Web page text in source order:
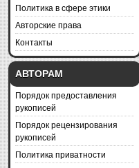
Политика в сфере этики
Авторские права
Контакты
АВТОРАМ
Порядок предоставления
рукописей
Порядок рецензирования
рукописей
Политика приватности